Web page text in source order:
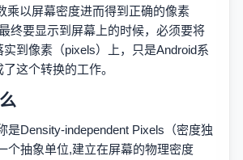
乘以屏幕密度进而得到正确的像素
终要显示到屏幕上的时候，必须要将
到像素（pixels）上，只是Android系
这个转换的工作。
是Density-independent Pixels（密度独
个抽象单位,建立在屏幕的物理密度